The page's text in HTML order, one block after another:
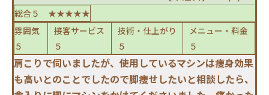
総合５ ★★★★★
雰囲気
５
接客サービス
５
技術・仕上がり
５
メニュー・料金
５
肩こりで伺いましたが、使用しているマシンは痩身効果
も高いとのことでしたので脚痩せしたいと相談したら、